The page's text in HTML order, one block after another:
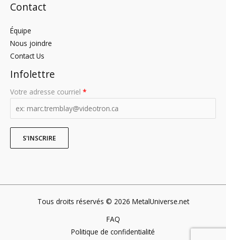
Contact
Équipe
Nous joindre
Contact Us
Infolettre
Votre adresse courriel *
Tous droits réservés © 2026 MetalUniverse.net
FAQ
Politique de confidentialité